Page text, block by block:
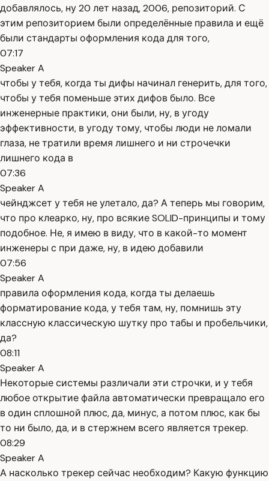
добавлялось, ну 20 лет назад, 2006, репозиторий. С
этим репозиторием были определённые правила и ещё
были стандарты оформления кода для того,
07:17
Speaker A
чтобы у тебя, когда ты дифы начинал генерить, для того,
чтобы у тебя поменьше этих дифов было. Все
инженерные практики, они были, ну, в угоду
эффективности, в угоду тому, чтобы люди не ломали
глаза, не тратили время лишнего и ни строчечки
лишнего кода в
07:36
Speaker A
чейнджсет у тебя не улетало, да? А теперь мы говорим,
что про клеарко, ну, про всякие SOLID-принципы и тому
подобное. Не, я имею в виду, что в какой-то момент
инженеры с при даже, ну, в идею добавили
07:56
Speaker A
правила оформления кода, когда ты делаешь
форматирование кода, у тебя там, ну, помнишь эту
классную классическую шутку про табы и пробельчики,
да?
08:11
Speaker A
Некоторые системы различали эти строчки, и у тебя
любое открытие файла автоматически превращало его
в один сплошной плюс, да, минус, а потом плюс, как бы
то ни было, да, и в стержнем всего является трекер.
08:29
Speaker A
А насколько трекер сейчас необходим? Какую функцию